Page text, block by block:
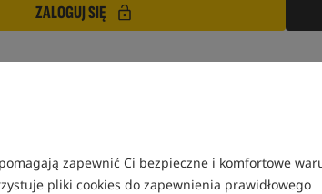
zapewnić Ci bezpieczne i komfortowe
pliki cookies do zapewnienia prawidłowego
ZALOGUJ SIĘ
SHIMANO